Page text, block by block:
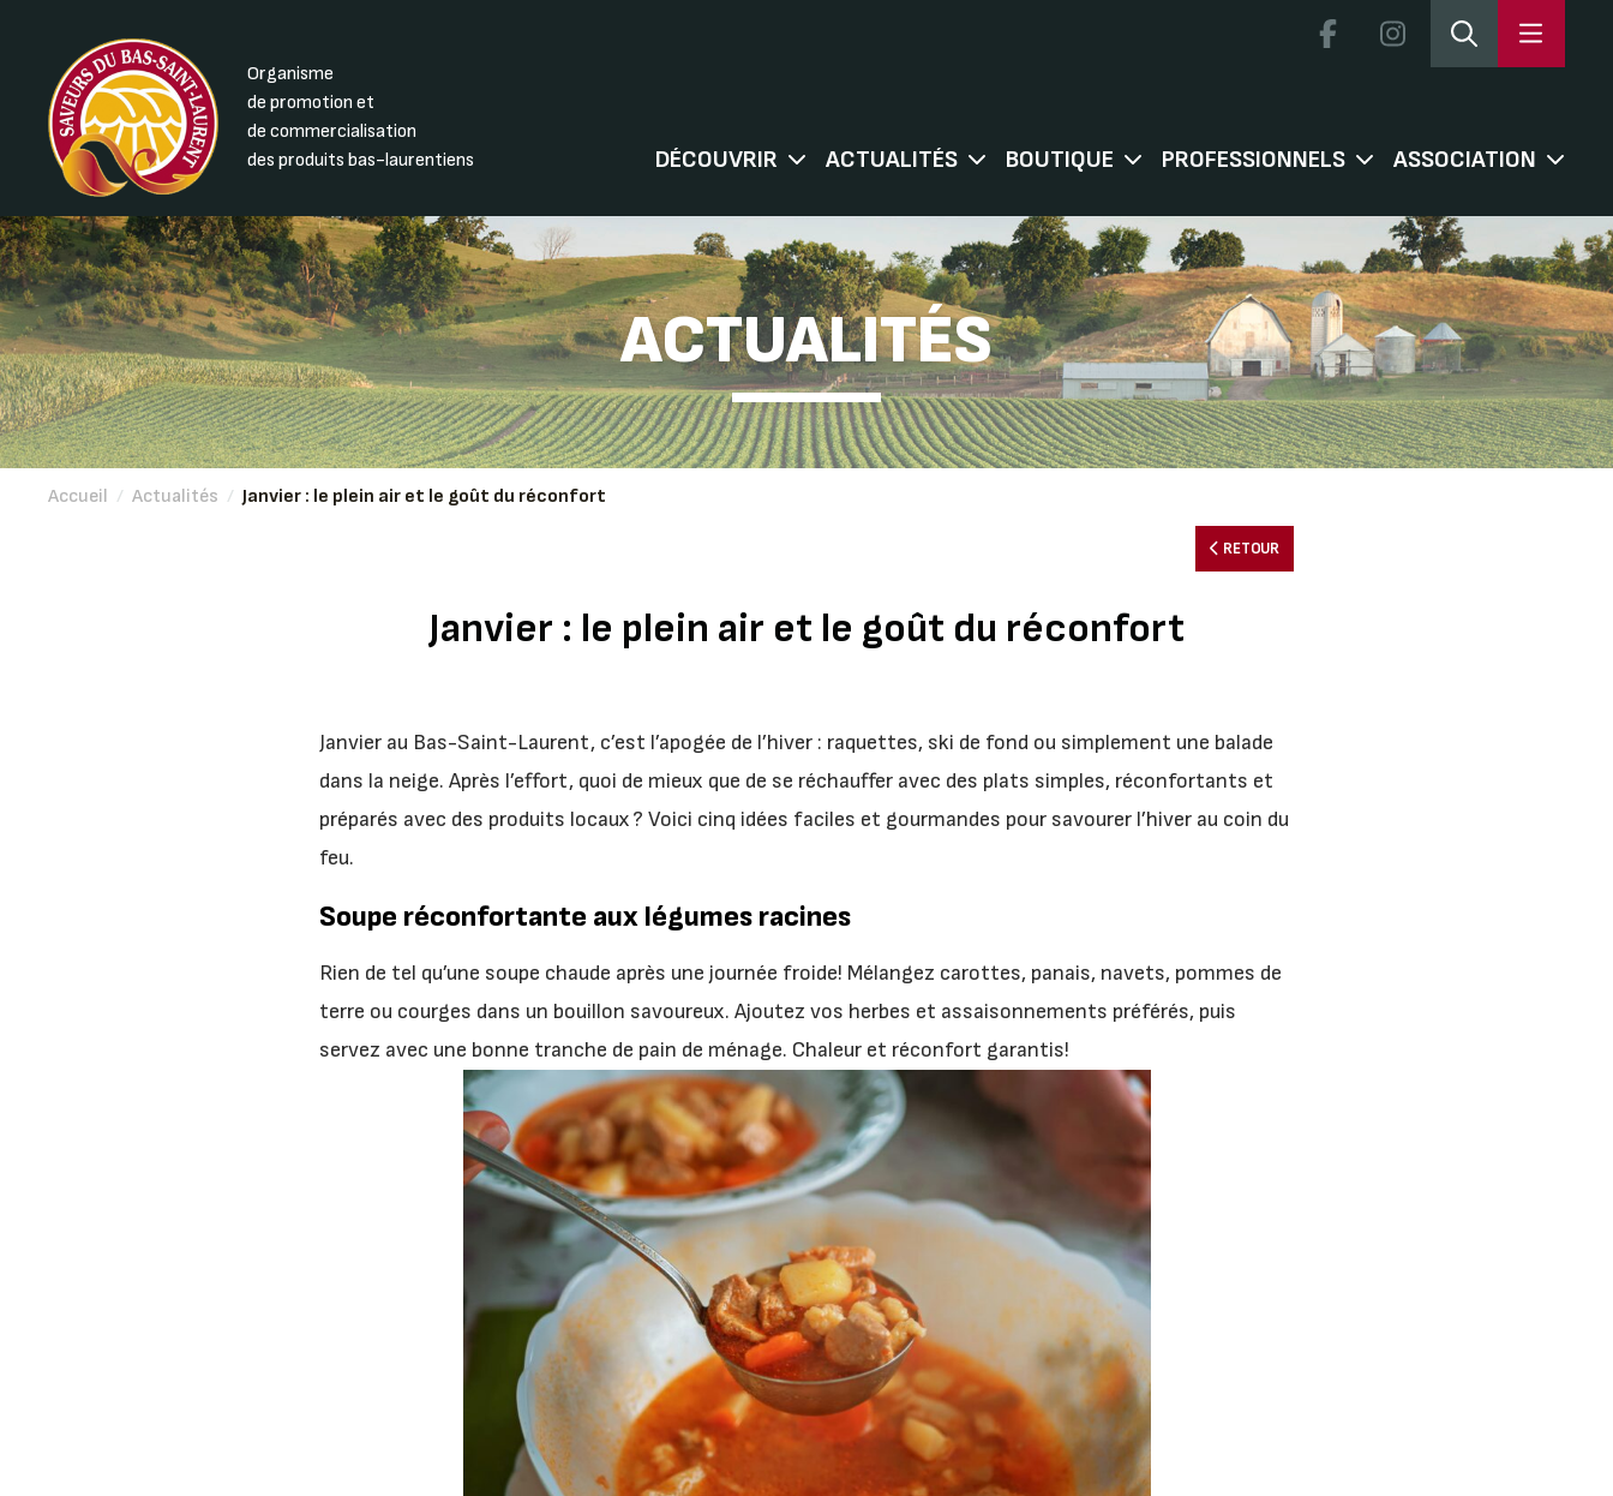
Organisme
de promotion et
de commercialisation
des produits bas-laurentiens
DÉCOUVRIR ACTUALITÉS BOUTIQUE PROFESSIONNELS ASSOCIATION
ACTUALITÉS
Accueil / Actualités / Janvier : le plein air et le goût du réconfort
RETOUR
Janvier : le plein air et le goût du réconfort
Janvier au Bas-Saint-Laurent, c’est l’apogée de l’hiver : raquettes, ski de fond ou simplement une balade
dans la neige. Après l’effort, quoi de mieux que de se réchauffer avec des plats simples, réconfortants et
préparés avec des produits locaux ? Voici cinq idées faciles et gourmandes pour savourer l’hiver au coin du
feu.
Soupe réconfortante aux légumes racines
Rien de tel qu’une soupe chaude après une journée froide! Mélangez carottes, panais, navets, pommes de
terre ou courges dans un bouillon savoureux. Ajoutez vos herbes et assaisonnements préférés, puis
servez avec une bonne tranche de pain de ménage. Chaleur et réconfort garantis!